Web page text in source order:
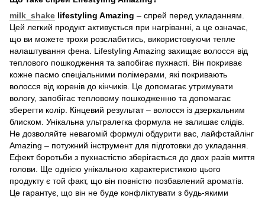
milk_shake lifestyling Amazing – спрей перед укладанням.
Цей легкий продукт активується при нагріванні, а це означає,
що ви можете трохи розслабитись, використовуючи тепле
налаштування фена. Lifestyling Amazing захищає волосся від
теплового пошкодження та запобігає пухнасті. Він покриває
кожне пасмо спеціальними полімерами, які покривають
волосся від коренів до кінчиків. Це допомагає утримувати
вологу, запобігає тепловому пошкодженню та допомагає
зберегти колір. Кінцевий результат – волосся із дзеркальним
блиском. Унікальна ультралегка формула не залишає слідів.
Не дозволяйте невагомій формулі обдурити вас, лайфстайлінг
Amazing – потужний інструмент для підготовки до укладання.
Ефект боротьби з пухнастістю зберігається до двох разів миття
голови. Ще однією унікальною характеристикою цього
продукту є той факт, що він повністю позбавлений ароматів.
Це гарантує, що він не буде конфліктувати з будь-якими